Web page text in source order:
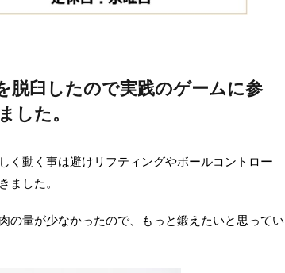
脱臼したので実践のゲームに参
した。
く動く事は避けリフティングやボールコントロー
ました。
の量が少なかったので、もっと鍛えたいと思ってい